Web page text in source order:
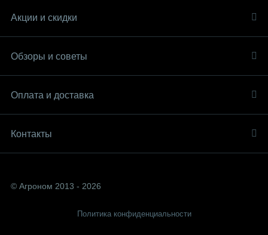
Акции и скидки
Обзоры и советы
Оплата и доставка
Контакты
© Агроном 2013 - 2026
Политика конфиденциальности